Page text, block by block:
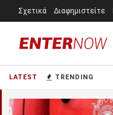
LATEST TRENDING
Σχετικά Διαφημιστείτε